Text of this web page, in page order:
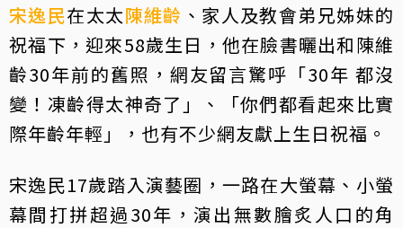
宋逸民在太太陳維齡 、家人及教會弟兄姊妹的
祝福下，迎來58歲生日，他在臉書曬出和陳維
齡30年前的舊照，網友留言驚呼「30年 都沒
變！凍齡得太神奇了」、「你們都看起來比實
際年齡年輕」，也有不少網友獻上生日祝福。
宋逸民17歲踏入演藝圈，一路在大螢幕、小螢
幕間打拼超過30年，演出無數膾炙人口的角